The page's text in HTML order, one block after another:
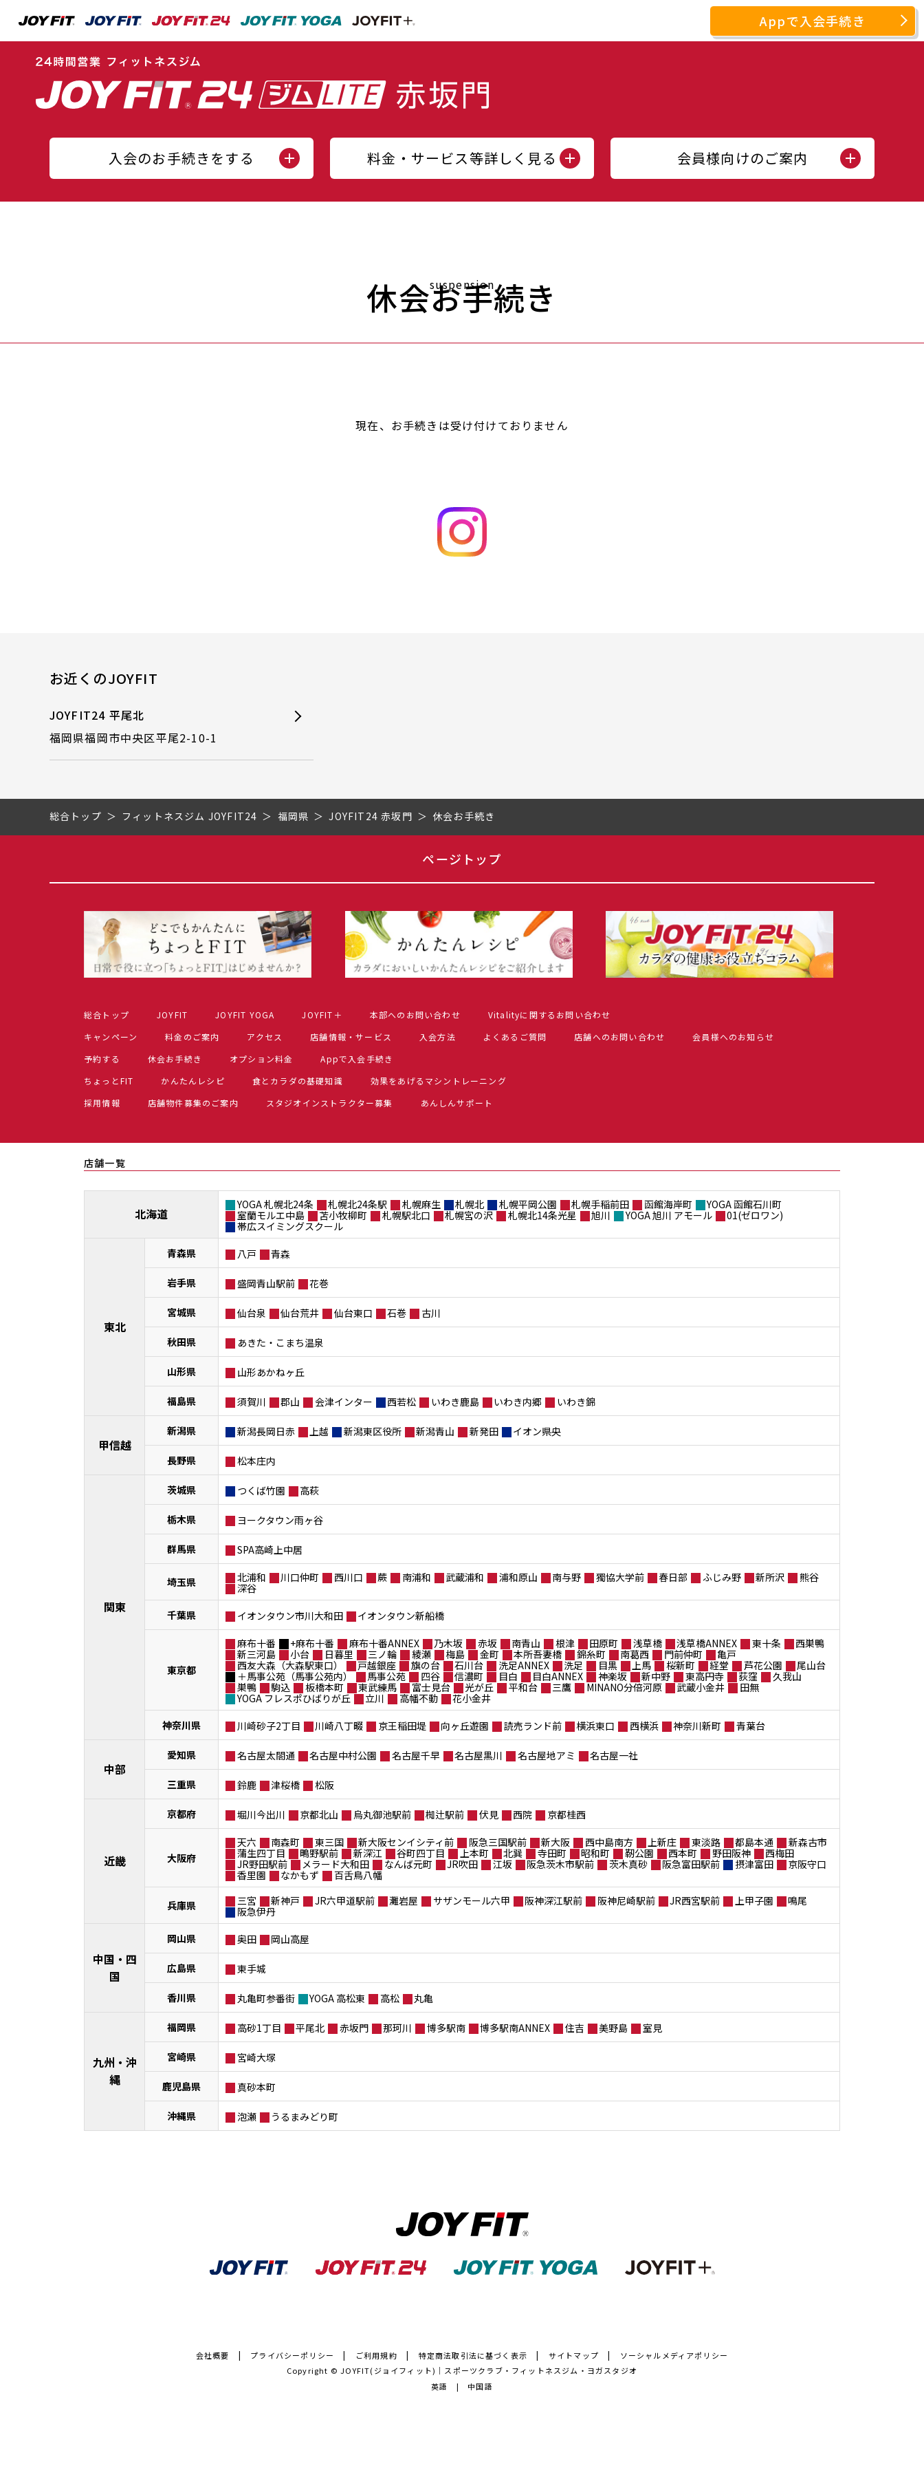
Appで入会手続き
入会のお手続きをする 料金・サービス等詳しく見る 会員様向けのご案内
suspension
休会お手続き
現在、お手続きは受け付けておりません
お近くのJOYFIT
JOYFIT24 平尾北
福岡県福岡市中央区平尾2-10-1
総合トップ フィットネスジム JOYFIT24 福岡県 JOYFIT24 赤坂門 休会お手続き
ページトップ
総合トップ JOYFIT JOYFIT YOGA JOYFIT＋ 本部へのお問い合わせ
Vitalityに関するお問い合わせ
キャンペーン
料金のご案内 アクセス 店舗情報・サービス 入会方法 よくあるご質問 店舗へのお問い合わせ
会員様へのお知らせ
予約する
休会お手続き オプション料金
Appで入会手続き
ちょっとFIT
かんたんレシピ 食とカラダの基礎知識
効果をあげるマシントレーニング
採用情報
店舗物件募集のご案内 スタジオインストラクター募集 あんしんサポート
店舗一覧
北海道
YOGA 札幌北24条 札幌北24条駅 札幌麻生 札幌北 札幌平岡公園 札幌手稲前田 函館海岸町
YOGA 函館石川町
室蘭モルエ中島
苫小牧柳町 札幌駅北口 札幌宮の沢 札幌北14条光星 旭川 YOGA 旭川 アモール
01(ゼロワン)
帯広スイミングスクール
東北
青森県 八戸 青森
岩手県 盛岡青山駅前 花巻
宮城県 仙台泉 仙台荒井 仙台東口 石巻 古川
秋田県 あきた・こまち温泉
山形県 山形あかねヶ丘
福島県 須賀川 郡山 会津インター 西若松 いわき鹿島 いわき内郷 いわき錦
甲信越
新潟県 新潟長岡日赤 上越 新潟東区役所 新潟青山 新発田 イオン県央
長野県 松本庄内
関東
茨城県 つくば竹園 高萩
栃木県 ヨークタウン雨ヶ谷
群馬県 SPA高崎上中居
埼玉県 北浦和 川口仲町 西川口 蕨 南浦和 武蔵浦和 浦和原山 南与野 獨協大学前 春日部 ふじみ野 新所沢
熊谷
深谷
千葉県
イオンタウン市川大和田 イオンタウン新船橋
東京都
麻布十番 +麻布十番 麻布十番ANNEX 乃木坂 赤坂 南青山 根津 田原町 浅草橋 浅草橋ANNEX 東十条
西巣鴨
新三河島
小台 日暮里 三ノ輪 綾瀬 梅島 金町 本所吾妻橋 錦糸町 南葛西 門前仲町
亀戸
西友大森（大森駅東口）
戸越銀座 旗の台 石川台 洗足ANNEX 洗足 目黒 上馬 桜新町 経堂 芦花公園
尾山台
＋馬事公苑（馬事公苑内）
馬事公苑 四谷 信濃町 目白 目白ANNEX 神楽坂 新中野 東高円寺 荻窪
久我山
巣鴨
駒込 板橋本町 東武練馬 富士見台 光が丘 平和台 三鷹 MINANO分倍河原 武蔵小金井
田無
YOGA フレスポひばりが丘
立川 高幡不動
花小金井
神奈川県
川崎砂子2丁目 川崎八丁畷 京王稲田堤 向ヶ丘遊園 読売ランド前 横浜東口 西横浜 神奈川新町 青葉台
中部
愛知県 名古屋太閤通 名古屋中村公園 名古屋千早 名古屋黒川 名古屋地アミ 名古屋一社
三重県 鈴鹿 津桜橋 松阪
近畿
京都府 堀川今出川 京都北山 烏丸御池駅前 椥辻駅前 伏見 西院 京都桂西
大阪府
天六 南森町 東三国 新大阪センイシティ前 阪急三国駅前 新大阪 西中島南方 上新庄 東淡路 都島本通
新森古市
蒲生四丁目
鴫野駅前 新深江 谷町四丁目 上本町 北巽 寺田町 昭和町 靭公園 西本町 野田阪神
西梅田
JR野田駅前
メラード大和田 なんば元町 JR吹田 江坂 阪急茨木市駅前 茨木真砂 阪急富田駅前 摂津富田
京阪守口
香里園
なかもず 百舌鳥八幡
兵庫県 三宮 新神戸 JR六甲道駅前 灘岩屋 サザンモール六甲 阪神深江駅前 阪神尼崎駅前 JR西宮駅前 上甲子園
鳴尾
阪急伊丹
中国・四
国
岡山県 奥田 岡山高屋
広島県 東手城
香川県 丸亀町参番街 YOGA 高松東 高松 丸亀
九州・沖
縄
福岡県 高砂1丁目 平尾北 赤坂門 那珂川 博多駅南 博多駅南ANNEX 住吉 美野島 室見
宮崎県 宮崎大塚
鹿児島県 真砂本町
沖縄県 泡瀬 うるまみどり町
会社概要 プライバシーポリシー ご利用規約 特定商法取引法に基づく表示 サイトマップ
ソーシャルメディアポリシー
Copyright ©JOYFIT(ジョイフィット)｜スポーツクラブ・フィットネスジム・ヨガスタジオ
英語
中国語